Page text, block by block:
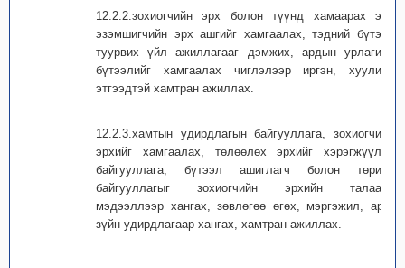
12.2.2.зохиогчийн эрх болон түүнд хамаарах эрх
эзэмшигчийн эрх ашгийг хамгаалах, тэдний бүтээн
туурвих үйл ажиллагааг дэмжих, ардын урлагийн
бүтээлийг хамгаалах чиглэлээр иргэн, хуулийн
этгээдтэй хамтран ажиллах.
12.2.3.хамтын удирдлагын байгууллага, зохиогчийн
эрхийг хамгаалах, төлөөлөх эрхийг хэрэгжүүлэх
байгууллага, бүтээл ашиглагч болон төрийн
байгууллагыг зохиогчийн эрхийн талаарх
мэдээллээр хангах, зөвлөгөө өгөх, мэргэжил, арга
зүйн удирдлагаар хангах, хамтран ажиллах.